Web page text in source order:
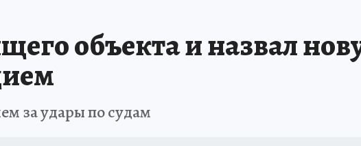
объекта и назвал
за удары по судам